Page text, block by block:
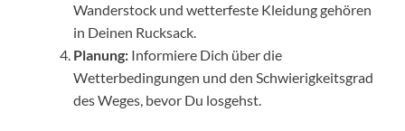
Wanderstock und wetterfeste Kleidung gehören
in Deinen Rucksack.
Planung: Informiere Dich über die
Wetterbedingungen und den Schwierigkeitsgrad
des Weges, bevor Du losgehst.